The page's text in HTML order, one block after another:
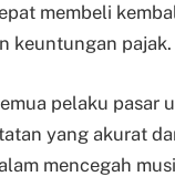
membeli
keuntungan pajak.
pelaku pasar
yang akurat
mencegah